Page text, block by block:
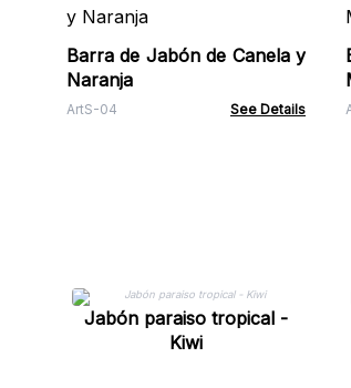
Barra de Jabón de Canela y
Naranja
ArtS-04 See Details
Jabón paraiso tropical -
Kiwi